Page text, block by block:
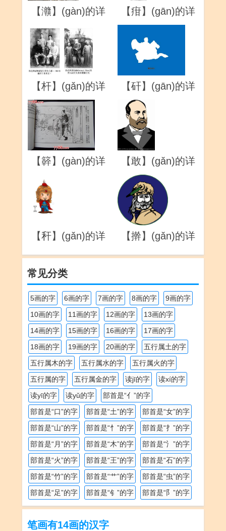
【灨】(gàn)的详
【疳】(gān)的详
解
【杆】(gǎn)的详
解
【矸】(gān)的详
【簳】(gàn)的详
【敢】(gǎn)的详
解
【秆】(gǎn)的详
【擀】(gǎn)的详
常见分类
5画的字 6画的字 7画的字 8画的字
9画的字
10画的字
11画的字 12画的字
13画的字
14画的字
15画的字 16画的字
17画的字
18画的字
19画的字 20画的字
五行属土的字
五行属木的字
五行属水的字
五行属火的字
五行属的字
五行属金的字 读jī的字
读xí的字
读yī的字
读yǔ的字
部首是“亻”的字
部首是“口”的字
部首是“土”的字
部首是“女”的字
部首是“山”的字
部首是“忄”的字
部首是“扌”的字
部首是“月”的字
部首是“木”的字
部首是“氵”的字
部首是“火”的字
部首是“王”的字
部首是“石”的字
部首是“竹”的字
部首是“艹”的字
部首是“虫”的字
部首是“足”的字
部首是“钅”的字 部首是“阝”的字
笔画有14画的汉字